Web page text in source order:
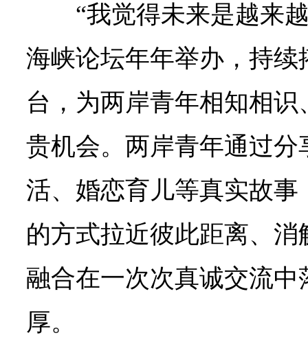
“我觉得未来是越来
海峡论坛年年举办，持
台，为两岸青年相知相
贵机会。两岸青年通过
活、婚恋育儿等真实故
的方式拉近彼此距离、
融合在一次次真诚交流
厚。